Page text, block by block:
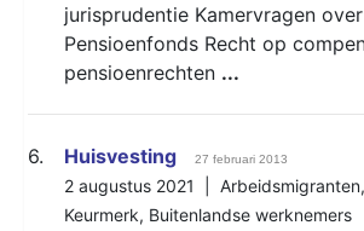
jurisprudentie Kamervragen over
Pensioenfonds Recht op
pensioenrechten ...
6. Huisvesting 27 februari 2013
2 augustus 2021 | Arbeidsmigranten,
Keurmerk, Buitenlandse werknemers